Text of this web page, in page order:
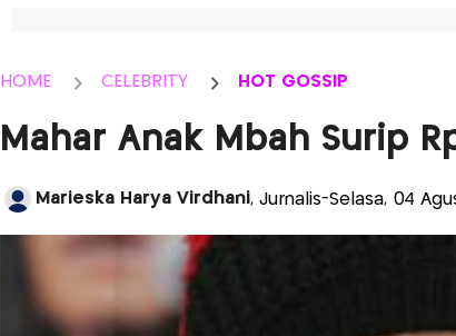
HOME CELEBRITY HOT GOSSIP
Mahar Anak Mbah Surip
Marieska Harya Virdhani, Jurnalis-Selasa, 04